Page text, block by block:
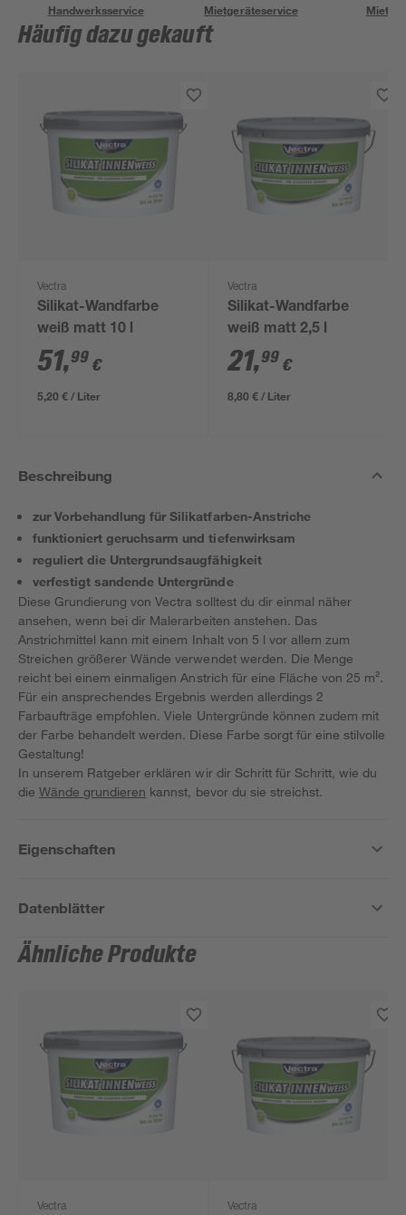
Handwerksservice Mietgeräteservice
Häufig dazu gekauft
Vectra
Silikat-Wandfarbe
weiß matt 10 l
51,99 €
5,20 € / Liter
Vectra
Silikat-Wandfarbe
weiß matt 2,5 l
21,99 €
8,80 € / Liter
Beschreibung
zur Vorbehandlung für Silikatfarben-Anstriche
funktioniert geruchsarm und tiefenwirksam
reguliert die Untergrundsaugfähigkeit
verfestigt sandende Untergründe
Diese Grundierung von Vectra solltest du dir einmal näher
ansehen, wenn bei dir Malerarbeiten anstehen. Das
Anstrichmittel kann mit einem Inhalt von 5 l vor allem zum
Streichen größerer Wände verwendet werden. Die Menge
reicht bei einem einmaligen Anstrich für eine Fläche von 25 m².
Für ein ansprechendes Ergebnis werden allerdings 2
Farbaufträge empfohlen. Viele Untergründe können zudem mit
der Farbe behandelt werden. Diese Farbe sorgt für eine stilvolle
Gestaltung!
In unserem Ratgeber erklären wir dir Schritt für Schritt, wie du
dieWände grundieren kannst, bevor du sie streichst.
Eigenschaften
Datenblätter
Ähnliche Produkte
Vectra Vectra